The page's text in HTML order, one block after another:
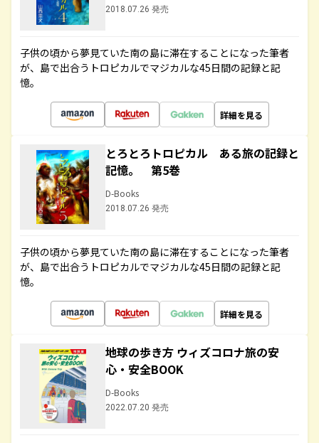
2018.07.26 発売
子供の頃から夢見ていた南の島に滞在することになった筆者
が、島で出合うトロピカルでマジカルな45日間の記録と記
憶。
詳細を見る
とろとろトロピカル ある旅の記録と
記憶。 第5巻
D-Books
2018.07.26 発売
子供の頃から夢見ていた南の島に滞在することになった筆者
が、島で出合うトロピカルでマジカルな45日間の記録と記
憶。
詳細を見る
地球の歩き方 ウィズコロナ旅の安
心・安全BOOK
D-Books
2022.07.20 発売